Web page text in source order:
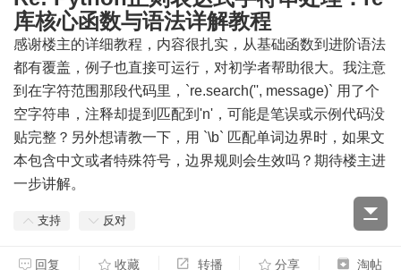
库核心函数与语法详解教程
感谢楼主的详细教程，内容很扎实，从基础函数到进阶语法
都有覆盖，例子也直接可运行，对初学者帮助很大。我注意
到在字符范围那段代码里，`re.search('', message)` 用了个
空字符串，注释却提到匹配到'n'，可能是笔误或示例代码没
贴完整？另外想请教一下，用 `\b` 匹配单词边界时，如果文
本包含中文或者特殊符号，边界规则会生效吗？期待楼主进
一步讲解。
支持 反对
回复 收藏 转播 分享 淘帖